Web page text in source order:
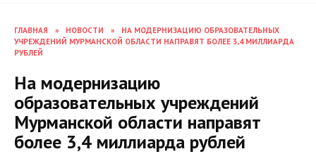
ГЛАВНАЯ » НОВОСТИ »
НА МОДЕРНИЗАЦИЮ ОБРАЗОВАТЕЛЬНЫХ
УЧРЕЖДЕНИЙ МУРМАНСКОЙ ОБЛАСТИ НАПРАВЯТ БОЛЕЕ 3,4 МИЛЛИАРДА
РУБЛЕЙ
На модернизацию
образовательных учреждений
Мурманской области направят
более 3,4 миллиарда рублей